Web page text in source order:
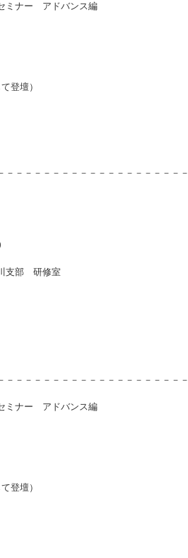
ミナー アドバンス編
登壇）
－－－－－－－－－－－－－－－－－－－
支部 研修室
－－－－－－－－－－－－－－－－－－－
ミナー アドバンス編
登壇）